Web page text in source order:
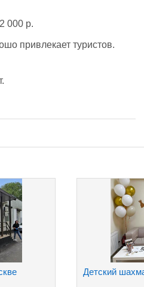
000 р.
привлекает туристов.
Детский